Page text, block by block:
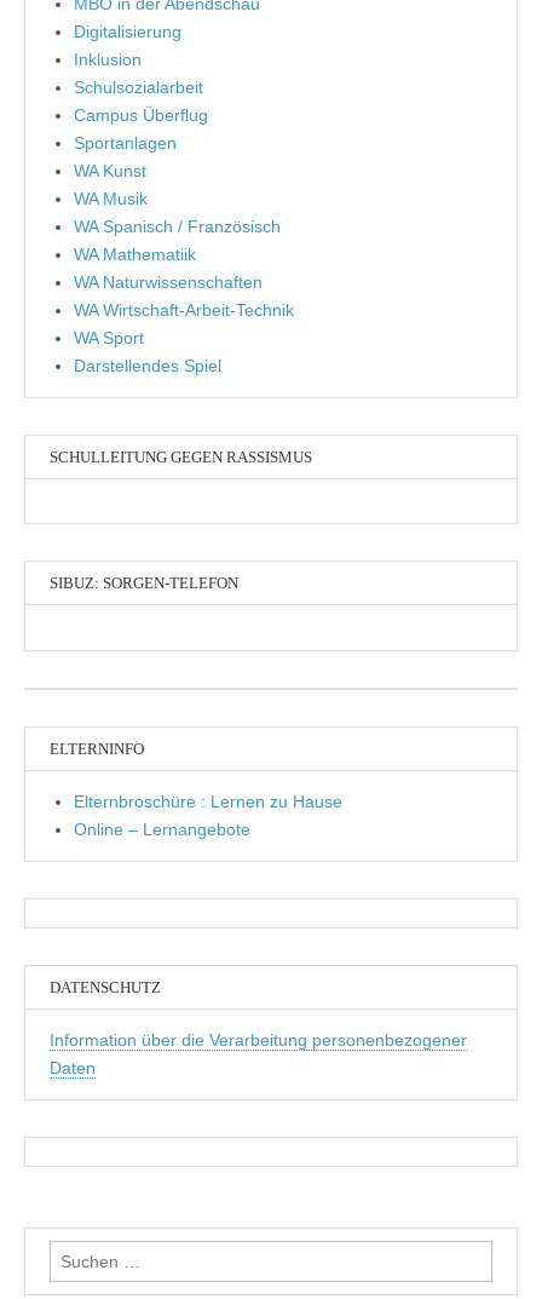
Digitalisierung
Inklusion
Schulsozialarbeit
Campus Überflug
Sportanlagen
WA Kunst
WA Musik
WA Spanisch / Französisch
WA Mathematiik
WA Naturwissenschaften
WA Wirtschaft-Arbeit-Technik
WA Sport
Darstellendes Spiel
SCHULLEITUNG GEGEN RASSISMUS
SIBUZ: SORGEN-TELEFON
ELTERNINFO
Elternbroschüre : Lernen zu Hause
Online – Lernangebote
DATENSCHUTZ
Information über die Verarbeitung personenbezogener
Daten
Suchen
nach: